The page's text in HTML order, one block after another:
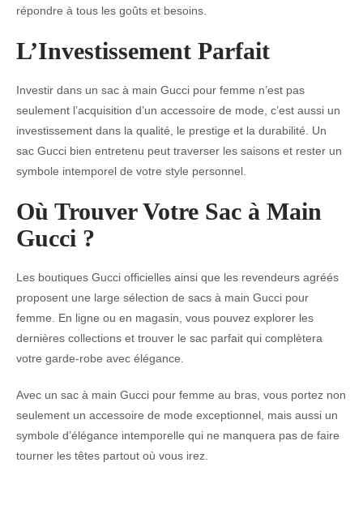
répondre à tous les goûts et besoins.
L’Investissement Parfait
Investir dans un sac à main Gucci pour femme n’est pas
seulement l’acquisition d’un accessoire de mode, c’est aussi un
investissement dans la qualité, le prestige et la durabilité. Un
sac Gucci bien entretenu peut traverser les saisons et rester un
symbole intemporel de votre style personnel.
Où Trouver Votre Sac à Main
Gucci ?
Les boutiques Gucci officielles ainsi que les revendeurs agréés
proposent une large sélection de sacs à main Gucci pour
femme. En ligne ou en magasin, vous pouvez explorer les
dernières collections et trouver le sac parfait qui complètera
votre garde-robe avec élégance.
Avec un sac à main Gucci pour femme au bras, vous portez non
seulement un accessoire de mode exceptionnel, mais aussi un
symbole d’élégance intemporelle qui ne manquera pas de faire
tourner les têtes partout où vous irez.